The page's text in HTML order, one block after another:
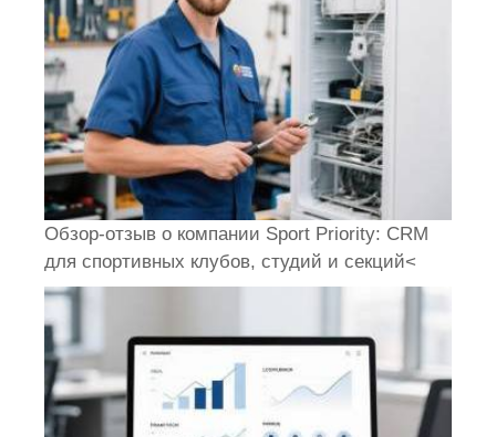
Обзор-отзыв о компании Sport Priority: CRM
для спортивных клубов, студий и секций<